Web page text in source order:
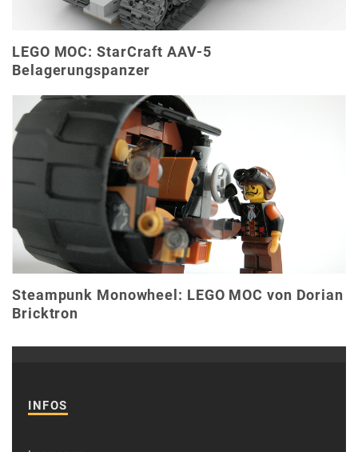
LEGO MOC: StarCraft AAV-5
Belagerungspanzer
Steampunk Monowheel: LEGO MOC von Dorian
Bricktron
INFOS